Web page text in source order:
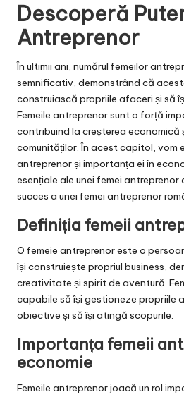
Descoperă
Antreprenor
În ultimii ani, numărul femeilor
semnificativ, demonstrând că
construiască propriile afaceri și să
Femeile antreprenor sunt o forță
contribuind la creșterea economică
comunităților. În acest capitol, vom
antreprenor și importanța ei în
esențiale ale unei femei
succes a unei femei antreprenor
Definiția femeii
O femeie antreprenor este o
își construiește propriul business,
creativitate și spirit de aventură.
capabile să își gestioneze propriile
obiective și să își atingă scopurile.
Importanța femeii
economie
Femeile antreprenor joacă un rol